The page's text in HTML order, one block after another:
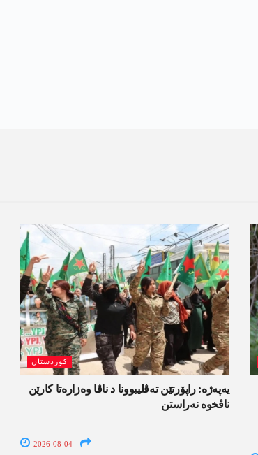
کوردستان
یەپەژە: راپۆرتێن تەڤلیبوونا د ناڤا وەزارەتا کارێن
ناڤخوە نەراستن
2026-08-04